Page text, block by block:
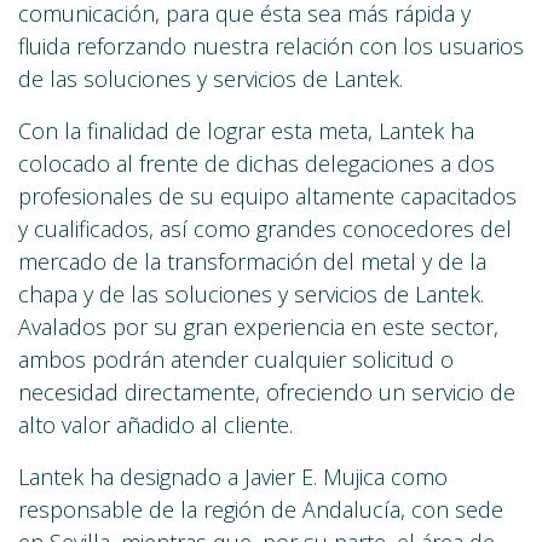
comunicación, para que ésta sea más rápida y
fluida reforzando nuestra relación con los usuarios
de las soluciones y servicios de Lantek.
Con la finalidad de lograr esta meta, Lantek ha
colocado al frente de dichas delegaciones a dos
profesionales de su equipo altamente capacitados
y cualificados, así como grandes conocedores del
mercado de la transformación del metal y de la
chapa y de las soluciones y servicios de Lantek.
Avalados por su gran experiencia en este sector,
ambos podrán atender cualquier solicitud o
necesidad directamente, ofreciendo un servicio de
alto valor añadido al cliente.
Lantek ha designado a Javier E. Mujica como
responsable de la región de Andalucía, con sede